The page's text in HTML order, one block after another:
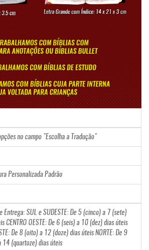
no campo "Escolha a Tradução"
Personalizada Padrão
Entrega: SUL e SUDESTE: De 5 (cinco) a 7 (sete)
CENTRO OESTE: De 6 (seis) a 10 (dez) dias úteis
De 8 (oito) a 12 (doze) dias úteis NORTE: De 9
14 (quartoze) dias úteis